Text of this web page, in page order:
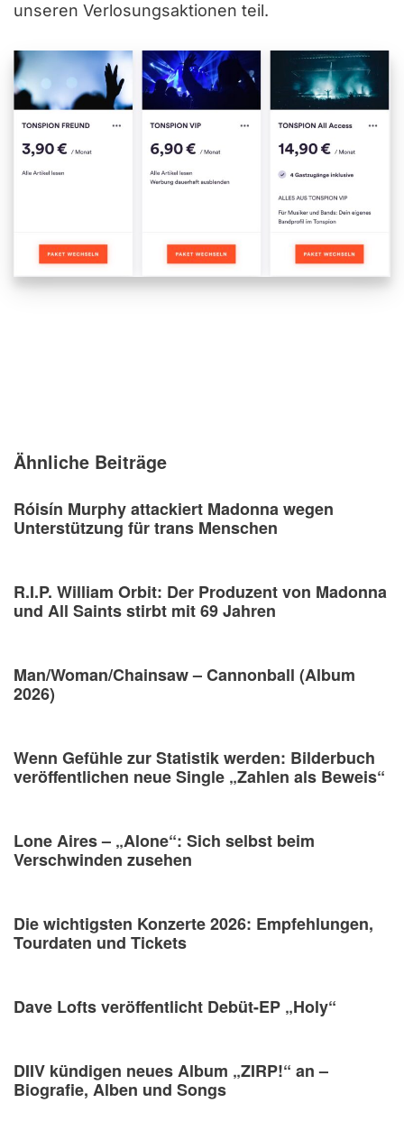
unseren Verlosungsaktionen teil.
Ähnliche Beiträge
Róisín Murphy attackiert Madonna wegen
Unterstützung für trans Menschen
R.I.P. William Orbit: Der Produzent von Madonna
und All Saints stirbt mit 69 Jahren
Man/Woman/Chainsaw – Cannonball (Album
2026)
Wenn Gefühle zur Statistik werden: Bilderbuch
veröffentlichen neue Single „Zahlen als Beweis“
Lone Aires – „Alone“: Sich selbst beim
Verschwinden zusehen
Die wichtigsten Konzerte 2026: Empfehlungen,
Tourdaten und Tickets
Dave Lofts veröffentlicht Debüt-EP „Holy“
DIIV kündigen neues Album „ZIRP!“ an –
Biografie, Alben und Songs